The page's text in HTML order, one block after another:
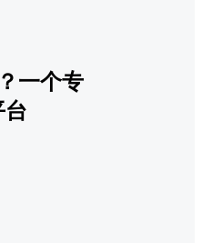
一个专
台